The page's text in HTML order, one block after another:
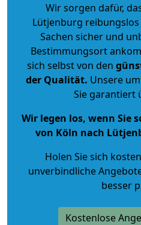
Wir sorgen dafür,
Lütjenburg
Sachen sicher und
Bestimmungsort
sich selbst von den
der Qualität. Unsere
Sie garantiert
Wir legen los, wenn Sie
von Köln nach
Holen Sie sich
unverbindliche
besser
Kostenlose